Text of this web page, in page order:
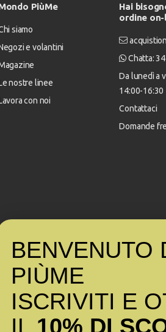
PiùMe
siamo
e volantini
nostre linee
con noi
Hai
ordine on-
Chatta:
Da lunedì a
14:00-16:30
Contattaci
Domande
BENVENUTO
PIÙME
ISCRIVITI E
IL 10% DI